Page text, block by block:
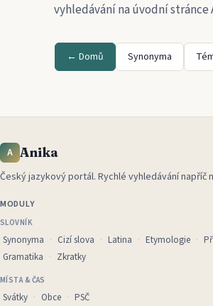
vyhledávání na úvodní stránce
← Domů Synonyma
A Anika
Český jazykový portál. Rychlé vyhledávání napříč
MODULY
SLOVNÍK
Synonyma Cizí slova Latina Etymologie
Gramatika
Zkratky
MÍSTA & ČAS
Svátky Obce PSČ